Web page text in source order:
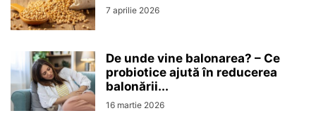
7 aprilie 2026
De unde vine balonarea? – Ce
probiotice ajută în reducerea
balonării...
16 martie 2026